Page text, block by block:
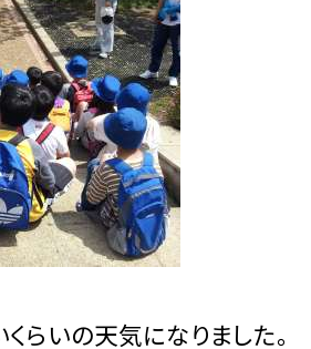
らいの天気になりました。